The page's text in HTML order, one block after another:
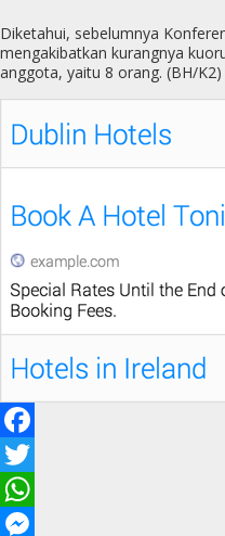
Diketahui, sebelumnya
mengakibatkan kurangnya
anggota, yaitu 8 orang. (BH/K2)
F
a
c
T
w
W